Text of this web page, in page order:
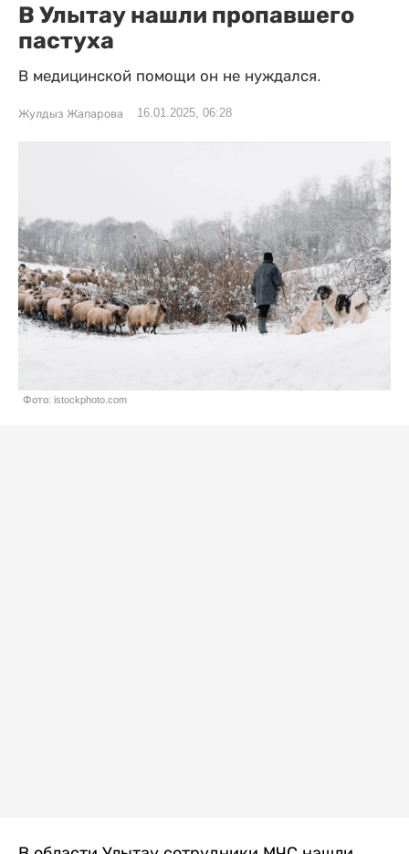
В Улытау нашли пропавшего
пастуха
В медицинской помощи он не нуждался.
Жулдыз Жапарова 16.01.2025, 06:28
Фото: istockphoto.com